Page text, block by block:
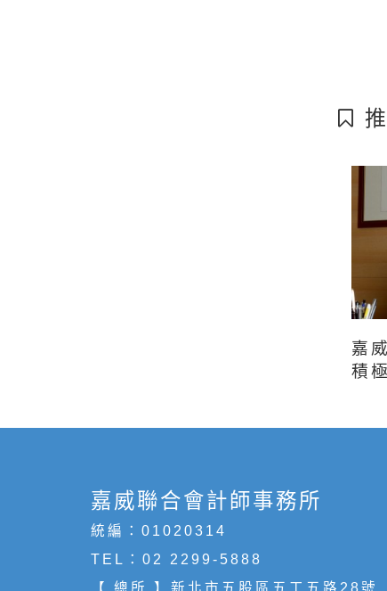
嘉
積
嘉威聯合會計師事務所
統編：01020314
TEL： 02 2299-5888